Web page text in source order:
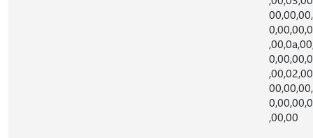
,00,00